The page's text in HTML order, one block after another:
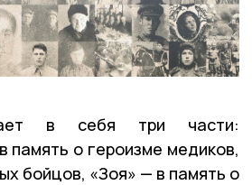
в себя три части:
память о героизме медиков,
бойцов, «Зоя» — в память о